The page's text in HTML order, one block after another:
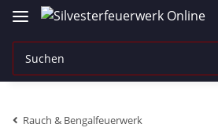
Rauch & Bengalfeuerwerk